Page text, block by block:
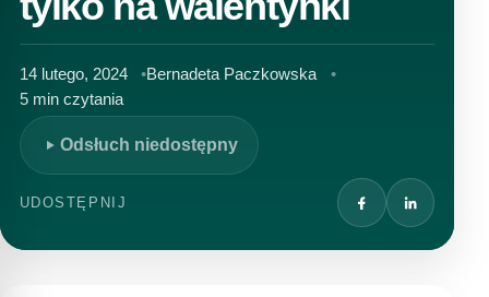
14 lutego, 2024
Bernadeta Paczkowska
5 min czytania
Odsłuch niedostępny
UDOSTĘPNIJ